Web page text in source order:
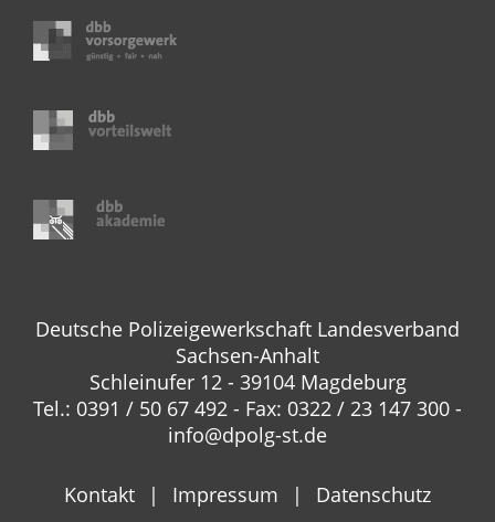
Deutsche Polizeigewerkschaft Landesverband
Sachsen-Anhalt
Schleinufer 12 - 39104 Magdeburg
Tel.: 0391 / 50 67 492 - Fax: 0322 / 23 147 300 -
info@dpolg-st.de
Kontakt Impressum Datenschutz